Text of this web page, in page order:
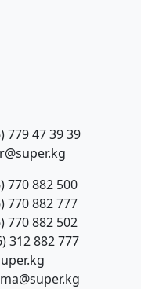
779 47 39 39
770 882 500
770 882 777
770 882 502
312 882 777